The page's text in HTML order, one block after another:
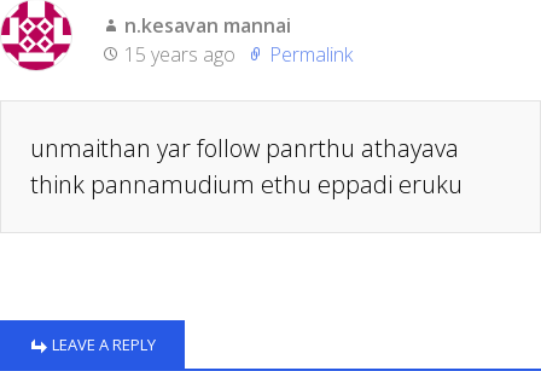
n.kesavan mannai
15 years ago
Permalink
unmaithan yar follow panrthu athayava
think pannamudium ethu eppadi eruku
LEAVE A REPLY